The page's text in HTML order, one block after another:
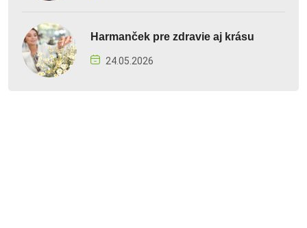
Harmanček pre zdravie aj krásu
24.05.2026